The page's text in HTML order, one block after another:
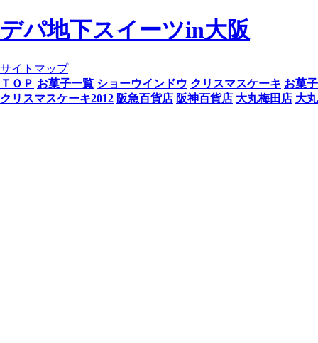
デパ地下スイーツin大阪
サイトマップ
ＴＯＰ お菓子一覧 ショーウインドウ クリスマスケーキ お菓
クリスマスケーキ2012 阪急百貨店 阪神百貨店 大丸梅田店 大